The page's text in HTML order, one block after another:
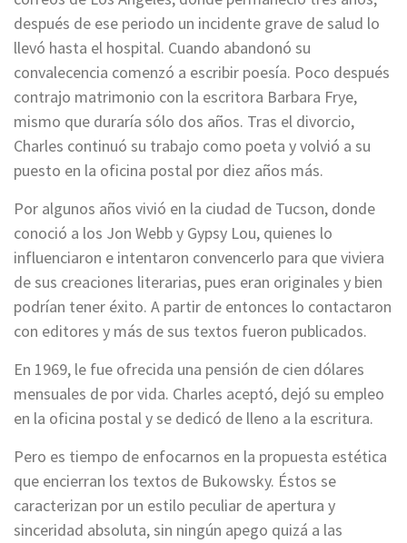
después de ese periodo un incidente grave de salud lo
llevó hasta el hospital. Cuando abandonó su
convalecencia comenzó a escribir poesía. Poco después
contrajo matrimonio con la escritora Barbara Frye,
mismo que duraría sólo dos años. Tras el divorcio,
Charles continuó su trabajo como poeta y volvió a su
puesto en la oficina postal por diez años más.
Por algunos años vivió en la ciudad de Tucson, donde
conoció a los Jon Webb y Gypsy Lou, quienes lo
influenciaron e intentaron convencerlo para que viviera
de sus creaciones literarias, pues eran originales y bien
podrían tener éxito. A partir de entonces lo contactaron
con editores y más de sus textos fueron publicados.
En 1969, le fue ofrecida una pensión de cien dólares
mensuales de por vida. Charles aceptó, dejó su empleo
en la oficina postal y se dedicó de lleno a la escritura.
Pero es tiempo de enfocarnos en la propuesta estética
que encierran los textos de Bukowsky. Éstos se
caracterizan por un estilo peculiar de apertura y
sinceridad absoluta, sin ningún apego quizá a las